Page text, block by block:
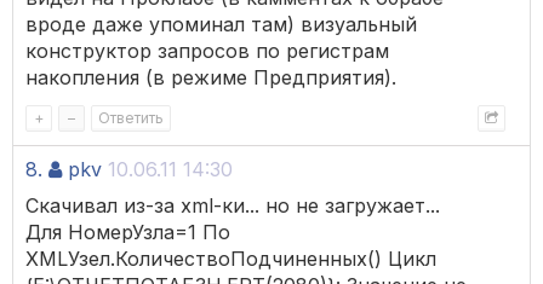
вроде даже упоминал там) визуальный
конструктор запросов по регистрам
накопления (в режиме Предприятия).
+ – Ответить
8. pkv 10.06.11 14:30
Скачивал из-за xml-ки... но не загружает...
Для НомерУзла=1 По
XMLУзел.КоличествоПодчиненных() Цикл